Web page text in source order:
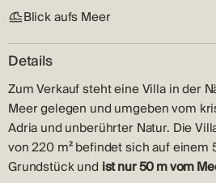
Blick aufs Meer
Details
Zum Verkauf steht eine Villa in der
Meer gelegen und umgeben vom
Adria und unberührter Natur. Die
von 220 m² befindet sich auf einem
Grundstück und ist nur 50 m vom